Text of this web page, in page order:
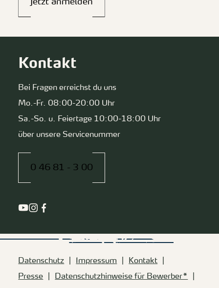
Jetzt anmelden
Kontakt
Bei Fragen erreichst du uns
Mo.-Fr. 08:00-20:00 Uhr
Sa.-So. u. Feiertage 10:00-18:00 Uhr
über unsere Servicenummer
0 46 81 - 3 00
Datenschutz Impressum
Kontakt
Presse
Datenschutzhinweise für Bewerber*